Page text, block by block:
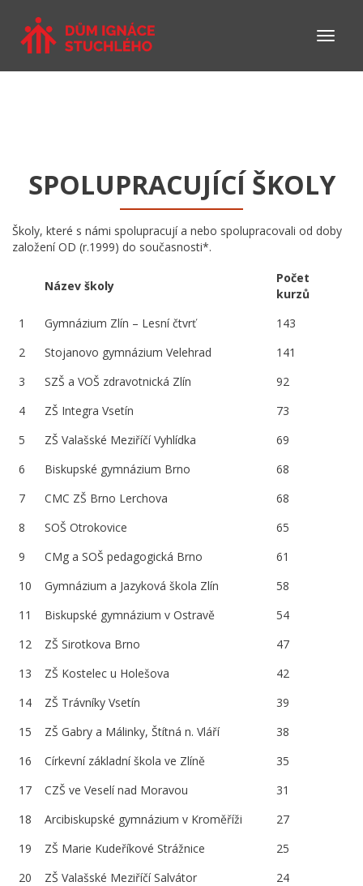
SPOLUPRACUJÍCÍ ŠKOLY
Školy, které s námi spolupracují a nebo spolupracovali od doby
založení OD (r.1999) do současnosti*.
Název školy
Počet
kurzů
1
Gymnázium Zlín – Lesní čtvrť
143
2
Stojanovo gymnázium Velehrad
141
3
SZŠ a VOŠ zdravotnická Zlín
92
4
ZŠ Integra Vsetín
73
5
ZŠ Valašské Meziříčí Vyhlídka
69
6
Biskupské gymnázium Brno
68
7
CMC ZŠ Brno Lerchova
68
8
SOŠ Otrokovice
65
9
CMg a SOŠ pedagogická Brno
61
10
Gymnázium a Jazyková škola Zlín
58
11
Biskupské gymnázium v Ostravě
54
12
ZŠ Sirotkova Brno
47
13
ZŠ Kostelec u Holešova
42
14
ZŠ Trávníky Vsetín
39
15
ZŠ Gabry a Málinky, Štítná n. Vláří
38
16
Církevní základní škola ve Zlíně
35
17
CZŠ ve Veselí nad Moravou
31
18
Arcibiskupské gymnázium v Kroměříži
27
19
ZŠ Marie Kudeříkové Strážnice
25
20
ZŠ Valašské Meziříčí Salvátor
24